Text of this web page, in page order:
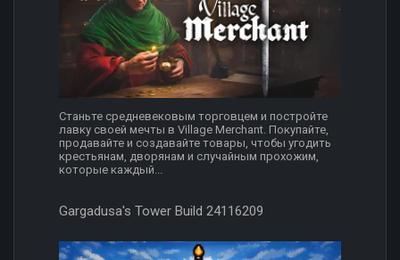
Станьте средневековым торговцем и постройте
лавку своей мечты в Village Merchant. Покупайте,
продавайте и создавайте товары, чтобы угодить
крестьянам, дворянам и случайным прохожим,
которые каждый...
Gargadusa's Tower Build 24116209